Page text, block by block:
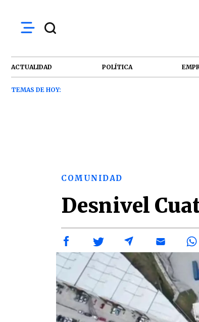
ACTUALIDAD POLÍTICA
TEMAS DE HOY:
COMUNIDAD
Desnivel